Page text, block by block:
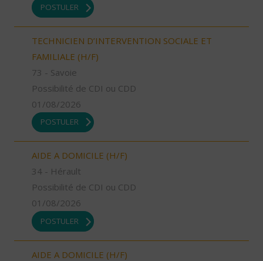
POSTULER
TECHNICIEN D’INTERVENTION SOCIALE ET
FAMILIALE (H/F)
73 - Savoie
Possibilité de CDI ou CDD
01/08/2026
POSTULER
AIDE A DOMICILE (H/F)
34 - Hérault
Possibilité de CDI ou CDD
01/08/2026
POSTULER
AIDE A DOMICILE (H/F)